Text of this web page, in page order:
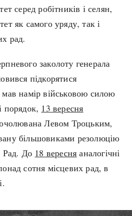
серед робітників і селян,
як самого уряду, так і
рад.
заколоту генерала
підкорятися
намір військовою силою
порядок, 13 вересня
Левом Троцьким,
більшовиками резолюцію
Рад. До 18 вересня аналогічні
сотня місцевих рад, в